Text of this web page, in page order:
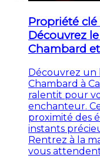
Propriété
Découvrez
Chambard
Découvrez un
Chambard à
ralentit pour
enchanteur.
proximité des
instants
Rentrez à la
vous